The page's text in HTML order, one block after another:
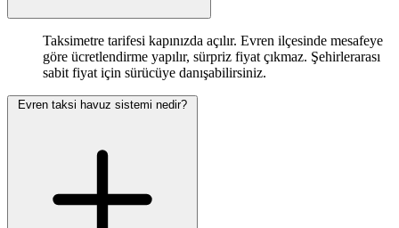
Taksimetre tarifesi kapınızda açılır. Evren ilçesinde mesafeye
göre ücretlendirme yapılır, sürpriz fiyat çıkmaz. Şehirlerarası
sabit fiyat için sürücüye danışabilirsiniz.
Evren taksi havuz sistemi nedir?